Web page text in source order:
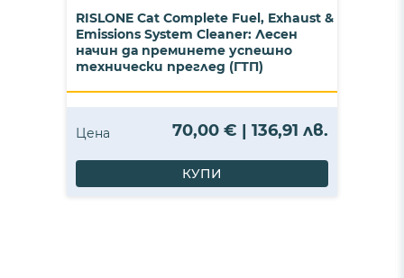
RISLONE Cat Complete Fuel, Exhaust &
Emissions System Cleaner: Лесен
начин да преминете успешно
технически преглед (ГТП)
Цена 70,00 € | 136,91 лв.
КУПИ